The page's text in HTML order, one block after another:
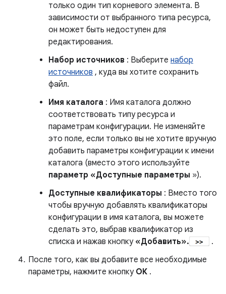
только один тип корневого элемента. В
зависимости от выбранного типа ресурса,
он может быть недоступен для
редактирования.
Набор источников : Выберите набор
источников , куда вы хотите сохранить
файл.
Имя каталога : Имя каталога должно
соответствовать типу ресурса и
параметрам конфигурации. Не изменяйте
это поле, если только вы не хотите вручную
добавить параметры конфигурации к имени
каталога (вместо этого используйте
параметр «Доступные параметры »).
Доступные квалификаторы : Вместо того
чтобы вручную добавлять квалификаторы
конфигурации в имя каталога, вы можете
сделать это, выбрав квалификатор из
списка и нажав кнопку «Добавить».
.
После того, как вы добавите все необходимые
параметры, нажмите кнопку ОК .